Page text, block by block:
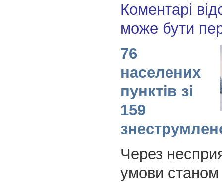
Коментарі
може бути
76
населених
пунктів зі
159
Через
умови